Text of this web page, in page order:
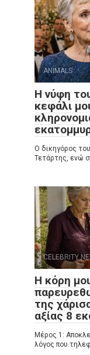
ANIMALS
Η νύφη
κεφάλι
Ο δικηγόρος
Τετάρτης, ενώ
CELEBRITY
Η κόρη
της
αξίας 8
Μέρος 1:
λόγος που